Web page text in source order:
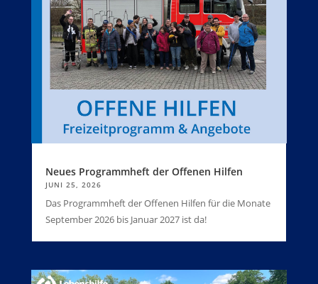
Neues Programmheft der Offenen Hilfen
JUNI 25, 2026
Das Programmheft der Offenen Hilfen für die Monate
September 2026 bis Januar 2027 ist da!